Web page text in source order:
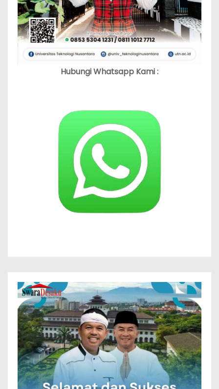
Hubungi Whatsapp Kami :